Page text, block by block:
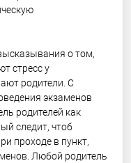
о том,
стресс у
родители. С
экзаменов
родителей как
следит, чтоб
проходе в пункт,
Любой родитель